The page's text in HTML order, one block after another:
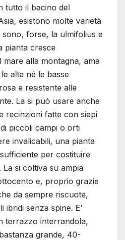
tutto il bacino del
esistono molte varietà
forse, la ulmifolius e
pianta cresce
mare alla montagna, ama
alte né le basse
e resistente alle
La si può usare anche
recinzioni fatte con siepi
piccoli campi o orti
invalicabili, una pianta
per costituire
si coltiva su ampia
e, proprio grazie
da sempre riscuote,
ibridi senza spine. E’
terrazzo interrandola,
grande, 40-